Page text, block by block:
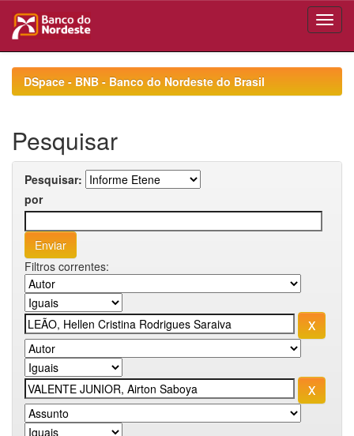
navigationDSpace - BNB - Banco do Nordeste do Brasil
Pesquisar
Pesquisar:
por
Filtros correntes: